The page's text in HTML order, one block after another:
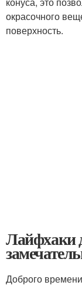
окрасочного
поверхность.
Лайфхаки
Доброго